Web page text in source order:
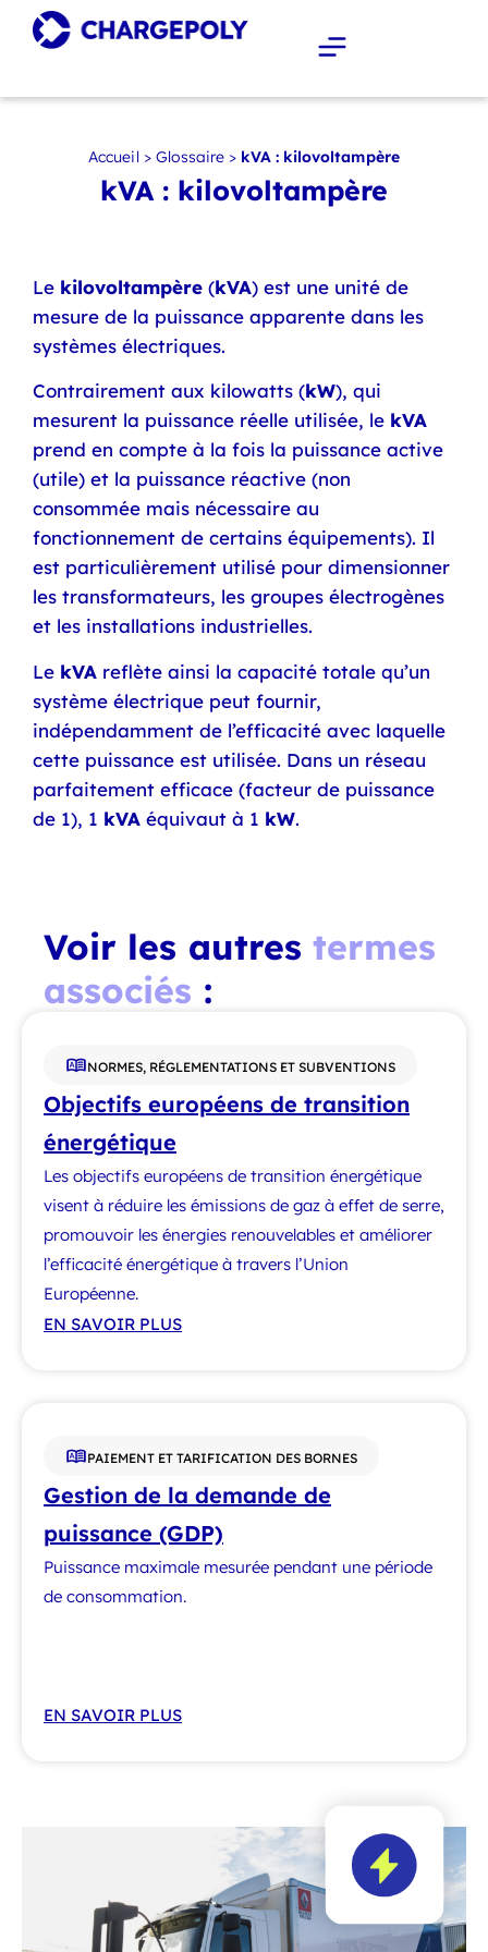
Accueil> Glossaire> kVA : kilovoltampère
kVA : kilovoltampère
Le kilovoltampère (kVA) est une unité de
mesure de la puissance apparente dans les
systèmes électriques.
Contrairement aux kilowatts (kW), qui
mesurent la puissance réelle utilisée, le kVA
prend en compte à la fois la puissance active
(utile) et la puissance réactive (non
consommée mais nécessaire au
fonctionnement de certains équipements). Il
est particulièrement utilisé pour dimensionner
les transformateurs, les groupes électrogènes
et les installations industrielles.
Le kVA reflète ainsi la capacité totale qu’un
système électrique peut fournir,
indépendamment de l’efficacité avec laquelle
cette puissance est utilisée. Dans un réseau
parfaitement efficace (facteur de puissance
de 1), 1 kVA équivaut à 1 kW.
Voir les autres termes
associés :
NORMES, RÉGLEMENTATIONS ET SUBVENTIONS
Objectifs européens de transition
énergétique
Les objectifs européens de transition énergétique
visent à réduire les émissions de gaz à effet de serre,
promouvoir les énergies renouvelables et améliorer
l’efficacité énergétique à travers l’Union
Européenne.
EN SAVOIR PLUS
PAIEMENT ET TARIFICATION DES BORNES
Gestion de la demande de
puissance (GDP)
Puissance maximale mesurée pendant une période
de consommation.
EN SAVOIR PLUS